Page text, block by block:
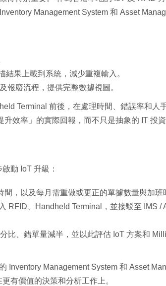
Management System 和 Asset
果上載到系統，減少重複輸入。
報廢流程，提供完整數據視圖。
Terminal 前後，在處理時間、錯誤率和人
效率」的實際回報，而不只是抽象的 IT 投資
動 IoT 升級：
，以及每月需重做或更正的單據數量與加班
RFID、Handheld Terminal，並接駁至 IMS /
、錯單量減半，並以此評估 IoT 方案和
Inventory Management System 和 Asset
有價值的決策和分析工作上。